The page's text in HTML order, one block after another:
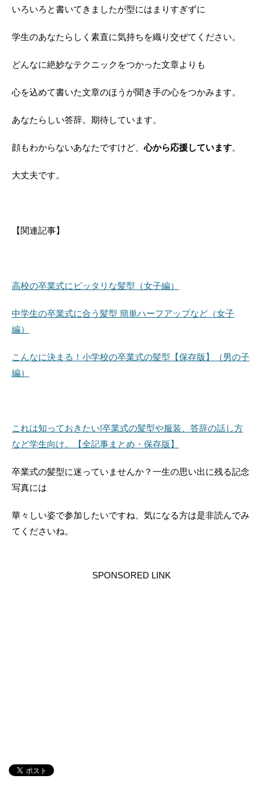
いろいろと書いてきましたが型にはまりすぎずに
学生のあなたらしく素直に気持ちを織り交ぜてください。
どんなに絶妙なテクニックをつかった文章よりも
心を込めて書いた文章のほうが聞き手の心をつかみます。
あなたらしい答辞。期待しています。
顔もわからないあなたですけど、心から応援しています。
大丈夫です。
【関連記事】
高校の卒業式にピッタリな髪型（女子編）
中学生の卒業式に合う髪型 簡単ハーフアップなど（女子
編）
こんなに決まる！小学校の卒業式の髪型【保存版】（男の子
編）
これは知っておきたい!卒業式の髪型や服装、答辞の話し方
など学生向け。【全記事まとめ・保存版】
卒業式の髪型に迷っていませんか？一生の思い出に残る記念
写真には
華々しい姿で参加したいですね、気になる方は是非読んでみ
てくださいね。
SPONSORED LINK